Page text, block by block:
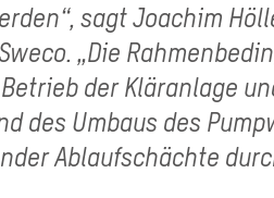
sagt Joachim
„Die
der Kläranlage
des Umbaus des
Ablaufschächte